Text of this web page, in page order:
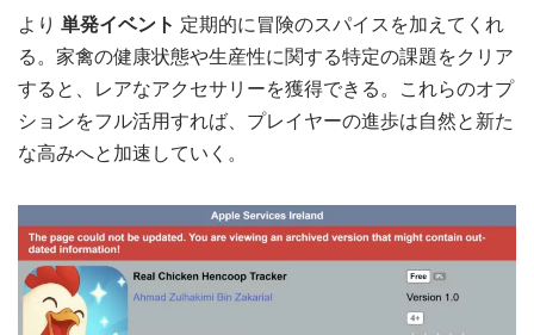
より 単発イベント 定期的に冒険のスパイスを加えてくれ
る。家禽の健康状態や生産性に関する特定の課題をクリア
すると、レアなアクセサリーを獲得できる。これらのオプ
ションをフル活用すれば、プレイヤーの進歩は自然と新た
な高みへと加速していく。